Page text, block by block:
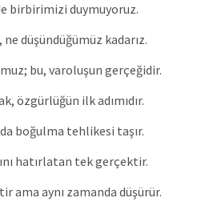
birbirimizi duymuyoruz.
ne düşündüğümüz kadarız.
bu, varoluşun gerçeğidir.
özgürlüğün ilk adımıdır.
boğulma tehlikesi taşır.
hatırlatan tek gerçektir.
ama aynı zamanda düşürür.